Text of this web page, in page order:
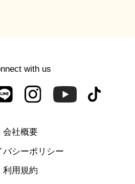
with us
会社概要
バシーポリシー
利用規約